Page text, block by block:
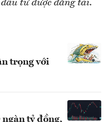
tư được đăng tải.
trọng với
tỷ đồng,